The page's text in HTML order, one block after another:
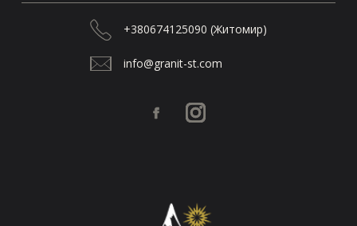
+380674125090 (Житомир)
info@granit-st.com